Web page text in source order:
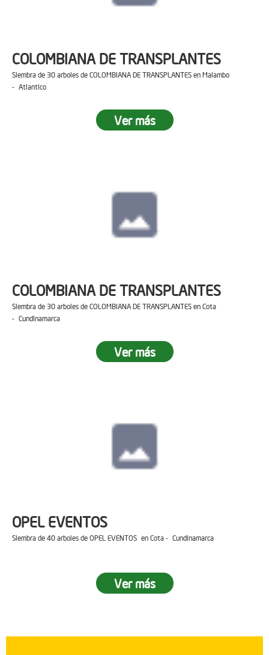
COLOMBIANA DE TRANSPLANTES
Siembra de 30 arboles de COLOMBIANA DE TRANSPLANTES en Malambo
- Atlantico
Ver más
COLOMBIANA DE TRANSPLANTES
Siembra de 30 arboles de COLOMBIANA DE TRANSPLANTES en Cota
- Cundinamarca
Ver más
OPEL EVENTOS
Siembra de 40 arboles de OPEL EVENTOS en Cota - Cundinamarca
Ver más